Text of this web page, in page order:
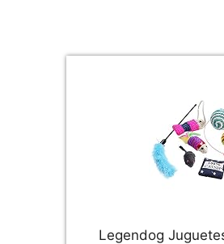
Legendog